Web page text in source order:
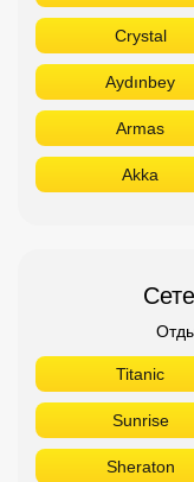
Crystal
Aydınbey
Armas
Akka
Titanic
Sunrise
Sheraton